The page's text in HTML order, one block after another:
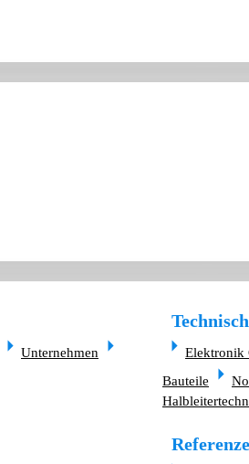
Unternehmen
Elektronik
Bauteile